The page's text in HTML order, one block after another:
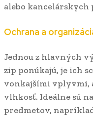
alebo kancelárskych
Ochrana a
Jednou z hlavných
zip ponúkajú, je ich
vonkajšími vplyvmi,
vlhkosť. Ideálne sú
predmetov,